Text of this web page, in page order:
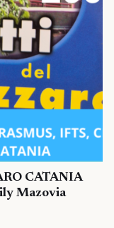
CATANIA
Mazovia